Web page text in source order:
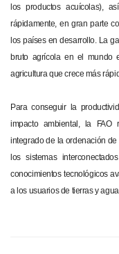
los productos acuícolas),
rápidamente, en gran parte
los países en desarrollo. La
bruto agrícola en el mundo
agricultura que crece más
Para conseguir la
impacto ambiental, la FAO
integrado de la ordenación
los sistemas
conocimientos tecnológicos
a los usuarios de tierras y